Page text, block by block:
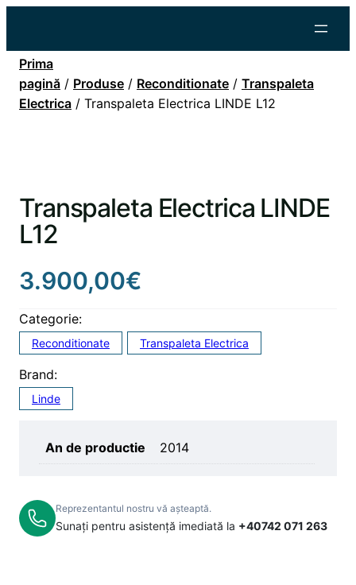
Prima
pagină / Produse / Reconditionate / Transpaleta
Electrica / Transpaleta Electrica LINDE L12
Transpaleta Electrica LINDE
L12
3.900,00€
Categorie:
Reconditionate Transpaleta Electrica
Brand:
Linde
An de productie 2014
Reprezentantul nostru vă așteaptă.
Sunați pentru asistență imediată la +40742 071 263